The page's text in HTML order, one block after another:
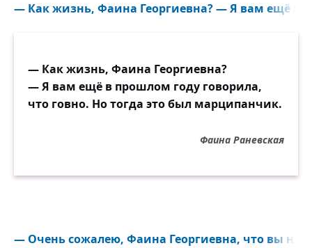
— Как жизнь, Фаина Георгиевна? — Я вам ещё в
— Как жизнь, Фаина Георгиевна?
— Я вам ещё в прошлом году говорила,
что говно. Но тогда это был марципанчик.
Фаина Раневская
— Очень сожалею, Фаина Георгиевна, что вы не